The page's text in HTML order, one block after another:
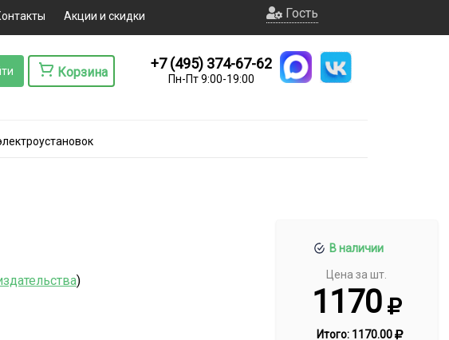
Акции и скидки Гость
Корзина
+7 (495) 374-67-62
Пн-Пт 9:00-19:00
В наличии
Цена за шт.
1170
Итого: 1170.00
)